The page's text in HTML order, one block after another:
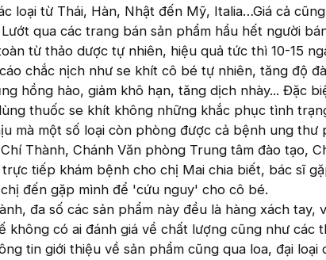
loại từ Thái, Hàn, Nhật đến Mỹ, Italia…Giá cả
qua các trang bán sản phẩm hầu hết người
từ thảo dược tự nhiên, hiệu quả tức thì 10-15
chắc nịch như se khít cô bé tự nhiên, tăng độ
hồng hào, giảm khô hạn, tăng dịch nhày... Đặc
thuốc se khít không những khắc phục tình
mà một số loại còn phòng được cả bệnh ung thư
Thành, Chánh Văn phòng Trung tâm đào tạo,
tiếp khám bệnh cho chị Mai chia biết, bác sĩ
đến gặp mình để 'cứu nguy' cho cô bé.
đa số các sản phẩm này đều là hàng xách tay,
không có ai đánh giá về chất lượng cũng như các
tin giới thiệu về sản phẩm cũng qua loa, đại loại